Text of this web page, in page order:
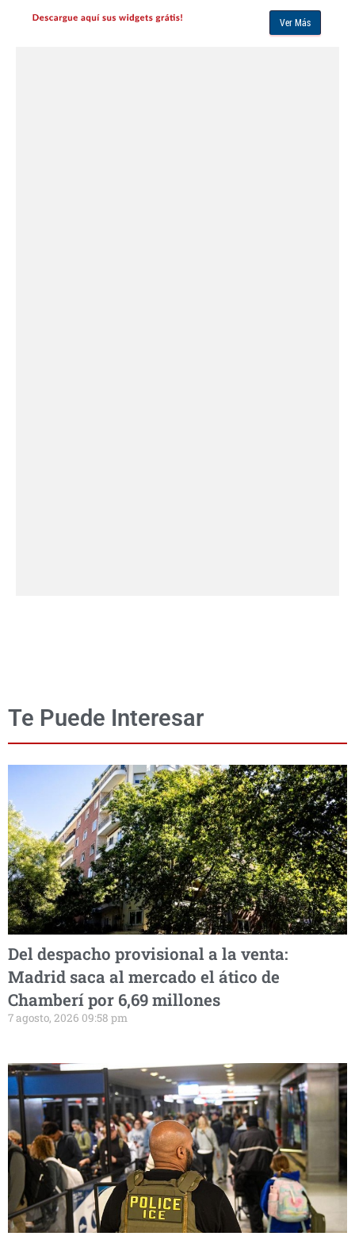
Te Puede Interesar
Del despacho provisional a la venta:
Madrid saca al mercado el ático de
Chamberí por 6,69 millones
7 agosto, 2026 09:58 pm